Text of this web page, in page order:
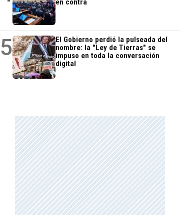
en contra
5
El Gobierno perdió la pulseada del
nombre: la "Ley de Tierras" se
impuso en toda la conversación
digital